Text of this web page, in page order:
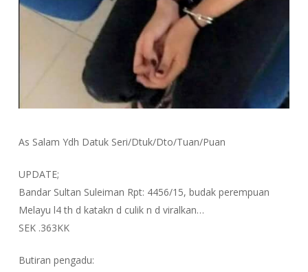
As Salam Ydh Datuk Seri/Dtuk/Dto/Tuan/Puan
UPDATE;
Bandar Sultan Suleiman Rpt: 4456/15, budak perempuan
Melayu l4 th d katakn d culik n d viralkan…
SEK .363KK
Butiran pengadu: